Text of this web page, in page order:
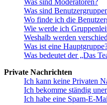
Was sind Moderatoren?
Was sind
Wo finde ich die
Wie werde ich
Weshalb werden
Was ist eine
Was bedeutet der „Das
Private Nachrichten
Ich kann keine Privaten
Ich bekomme ständig
Ich habe eine Spam-E-